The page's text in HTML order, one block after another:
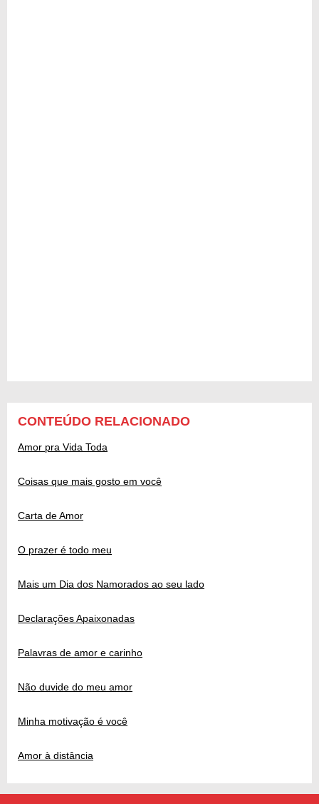
CONTEÚDO RELACIONADO
Amor pra Vida Toda
Coisas que mais gosto em você
Carta de Amor
O prazer é todo meu
Mais um Dia dos Namorados ao seu lado
Declarações Apaixonadas
Palavras de amor e carinho
Não duvide do meu amor
Minha motivação é você
Amor à distância